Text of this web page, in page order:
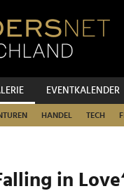
EVENTKALENDER
HANDEL TECH
in